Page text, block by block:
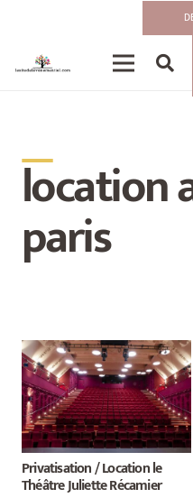
__
location
paris
Privatisation / Location le
Théâtre Juliette Récamier